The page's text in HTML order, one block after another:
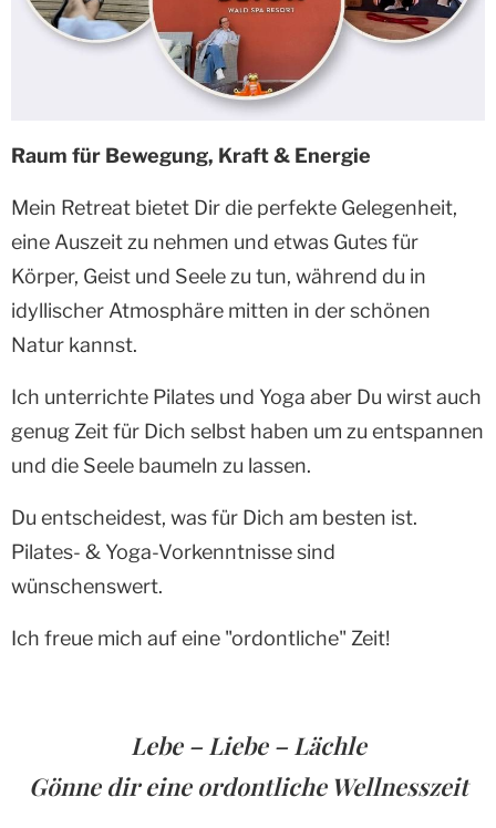
Raum für Bewegung, Kraft & Energie
Mein Retreat bietet Dir die perfekte Gelegenheit,
eine Auszeit zu nehmen und etwas Gutes für
Körper, Geist und Seele zu tun, während du in
idyllischer Atmosphäre mitten in der schönen
Natur kannst.
Ich unterrichte Pilates und Yoga aber Du wirst auch
genug Zeit für Dich selbst haben um zu entspannen
und die Seele baumeln zu lassen.
Du entscheidest, was für Dich am besten ist.
Pilates- & Yoga-Vorkenntnisse sind
wünschenswert.
Ich freue mich auf eine "ordontliche" Zeit!
Lebe – Liebe – Lächle
Gönne dir eine ordontliche Wellnesszeit